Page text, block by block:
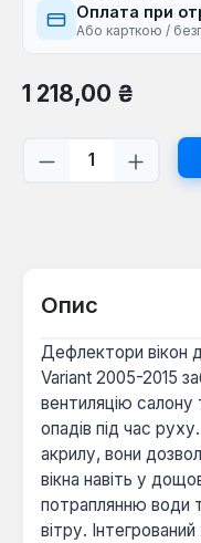
Оплата при
Або карткою /
Звичайна ціна:
1 218,00 ₴
Кількість
Опис
Дефлектори вікон
Variant 2005-2015
вентиляцію
опадів під час
акрилу, вони
вікна навіть у
потраплянню води
вітру.